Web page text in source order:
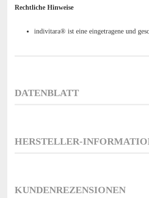
Rechtliche Hinweise
indivitara® ist eine eingetragene und
DATENBLATT
HERSTELLER-
KUNDENREZENSIONEN